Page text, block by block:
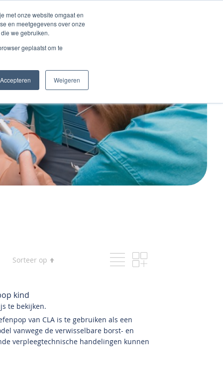
met onze website omgaat en
en meetgegevens over onze
we gebruiken.
geplaatst om te
Accepteren Weigeren
Sorteer op
Tonen
als
Lijst Foto-
tabel
kind
te bekijken.
van CLA is te gebruiken als een
vanwege de verwisselbare borst- en
verpleegtechnische handelingen kunnen